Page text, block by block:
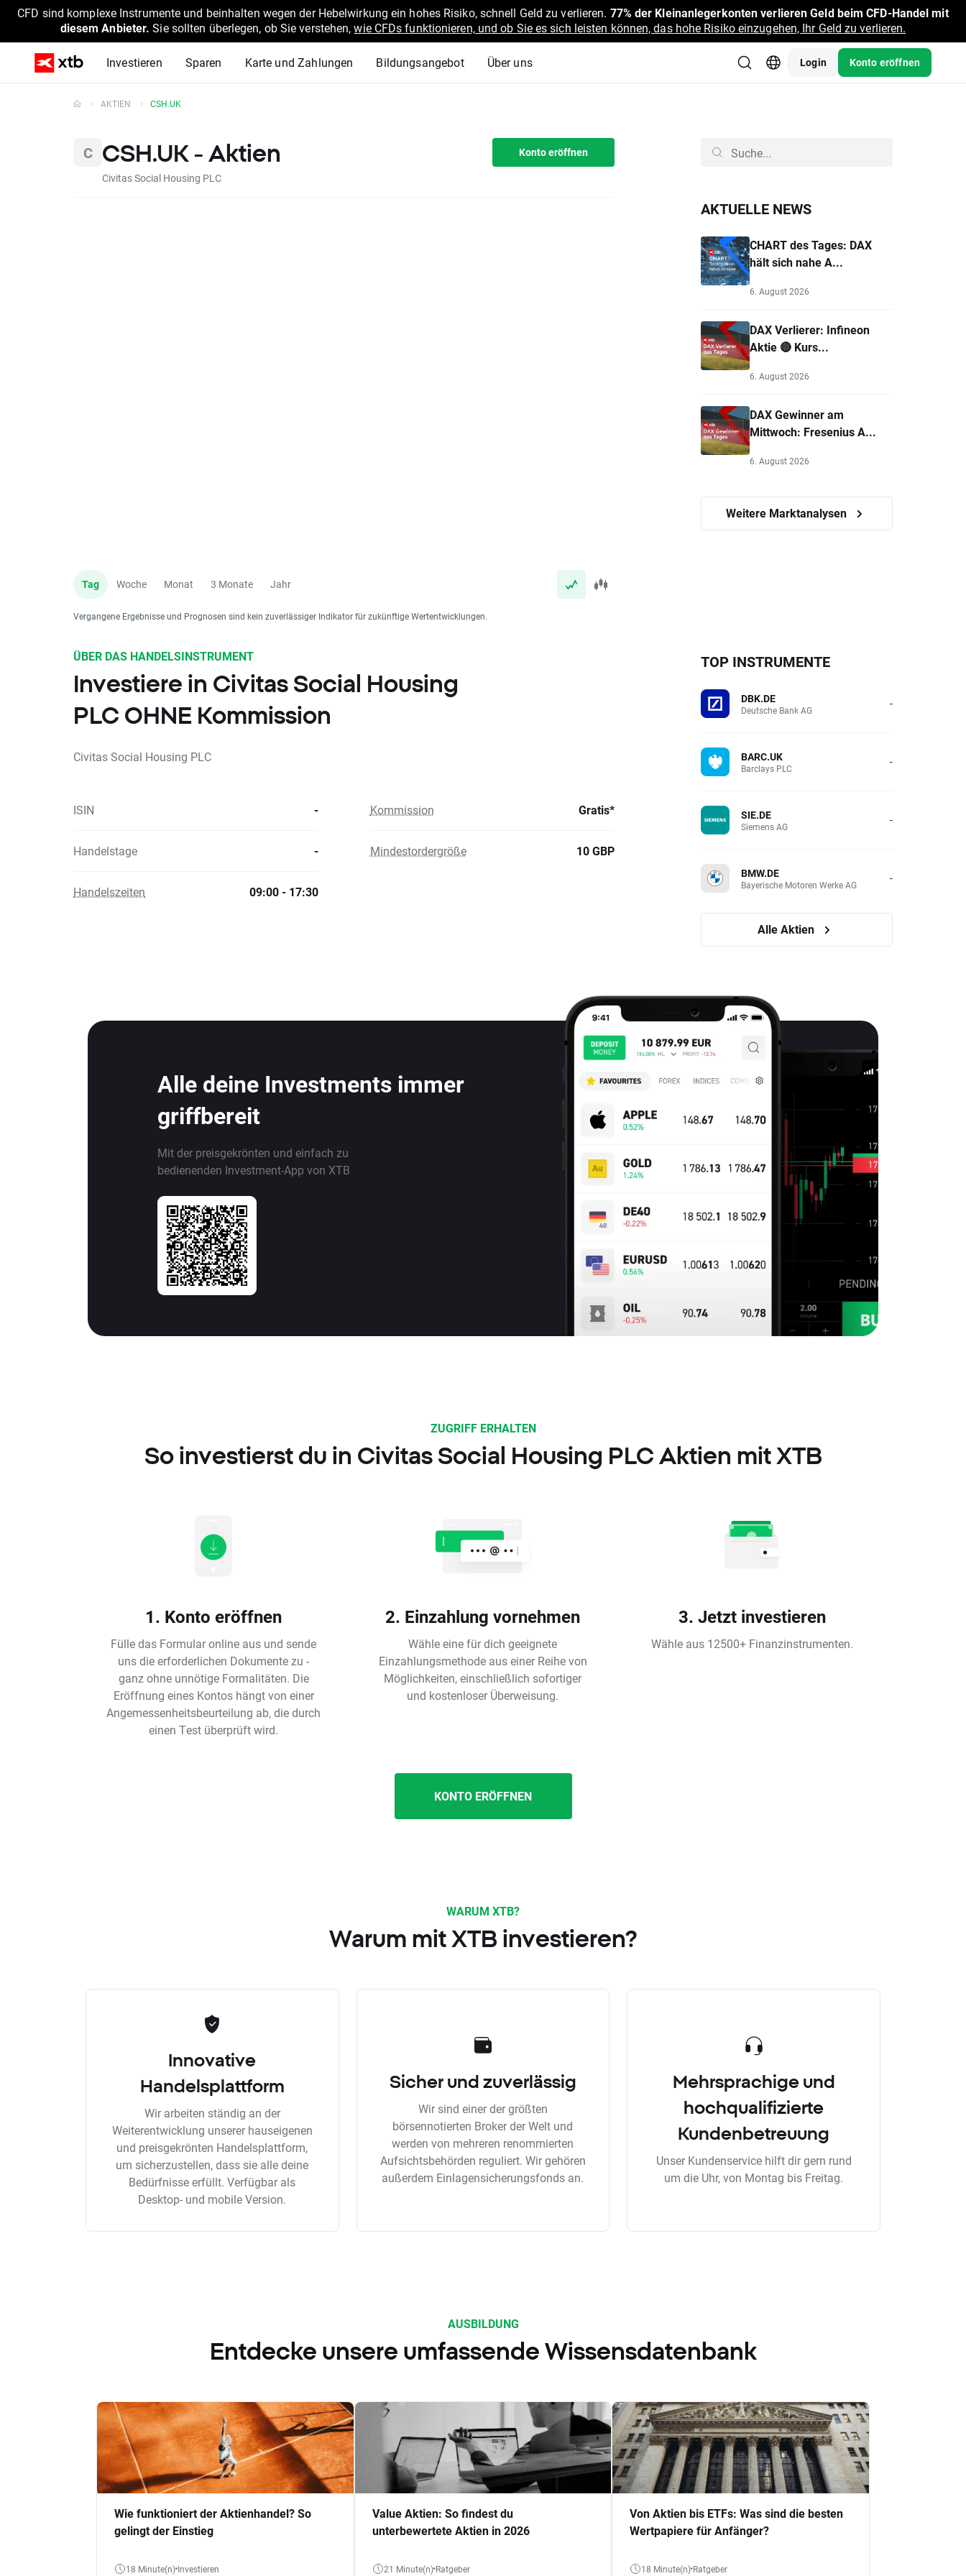
CFD sind komplexe Instrumente und beinhalten wegen der Hebelwirkung ein hohes Risiko, schnell Geld zu verlieren. 77% der Kleinanlegerkonten verlieren Geld beim CFD-Handel mit
diesem Anbieter. Sie sollten überlegen, ob Sie verstehen,wie CFDs funktionieren, und ob Sie es sich leisten können, das hohe Risiko einzugehen, Ihr Geld zu verlieren.
Investieren Sparen Karte und Zahlungen Bildungsangebot Über uns Login Konto eröffnen
AKTIEN CSH.UK
CSH.UK - Aktien
Civitas Social Housing PLC
Konto eröffnen
Tag Woche Monat 3 Monate Jahr
Vergangene Ergebnisse und Prognosen sind kein zuverlässiger Indikator für zukünftige Wertentwicklungen.
AKTUELLE NEWS
CHART des Tages: DAX
hält sich nahe A...
6. August 2026
DAX Verlierer: Infineon
Aktie 🔴 Kurs...
6. August 2026
DAX Gewinner am
Mittwoch: Fresenius A...
6. August 2026
Weitere Marktanalysen
ÜBER DAS HANDELSINSTRUMENT
Investiere in Civitas Social Housing
PLC OHNE Kommission
Civitas Social Housing PLC
ISIN - Kommission Gratis*
Handelstage - Mindestordergröße 10 GBP
Handelszeiten 09:00 - 17:30
TOP INSTRUMENTE
DBK.DE
Deutsche Bank AG -
BARC.UK
Barclays PLC -
SIE.DE
Siemens AG -
BMW.DE
Bayerische Motoren Werke AG -
Alle Aktien
Alle deine Investments immer
griffbereit
Mit der preisgekrönten und einfach zu
bedienenden Investment-App von XTB
ZUGRIFF ERHALTEN
So investierst du in Civitas Social Housing PLC Aktien mit XTB
1. Konto eröffnen
Fülle das Formular online aus und sende
uns die erforderlichen Dokumente zu -
ganz ohne unnötige Formalitäten. Die
Eröffnung eines Kontos hängt von einer
Angemessenheitsbeurteilung ab, die durch
einen Test überprüft wird.
2. Einzahlung vornehmen
Wähle eine für dich geeignete
Einzahlungsmethode aus einer Reihe von
Möglichkeiten, einschließlich sofortiger
und kostenloser Überweisung.
3. Jetzt investieren
Wähle aus 12500+ Finanzinstrumenten.
KONTO ERÖFFNEN
WARUM XTB?
Warum mit XTB investieren?
Innovative
Handelsplattform
Wir arbeiten ständig an der
Weiterentwicklung unserer hauseigenen
und preisgekrönten Handelsplattform,
um sicherzustellen, dass sie alle deine
Bedürfnisse erfüllt. Verfügbar als
Desktop- und mobile Version.
Sicher und zuverlässig
Wir sind einer der größten
börsennotierten Broker der Welt und
werden von mehreren renommierten
Aufsichtsbehörden reguliert. Wir gehören
außerdem Einlagensicherungsfonds an.
Mehrsprachige und
hochqualifizierte
Kundenbetreuung
Unser Kundenservice hilft dir gern rund
um die Uhr, von Montag bis Freitag.
AUSBILDUNG
Entdecke unsere umfassende Wissensdatenbank
Wie funktioniert der Aktienhandel? So
gelingt der Einstieg
18 Minute(n) Investieren
Value Aktien: So findest du
unterbewertete Aktien in 2026
21 Minute(n) Ratgeber
Von Aktien bis ETFs: Was sind die besten
Wertpapiere für Anfänger?
18 Minute(n) Ratgeber